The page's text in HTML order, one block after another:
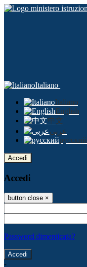
Italiano
Italiano
English
中文
عربى
русский
Accedi
Accedi
button close ×
Password dimenticata?
-